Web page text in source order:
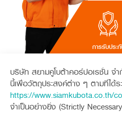
บริษัท สยามคูโบต้าคอร์ปอเรชั่น จ
นี้เพื่อวัตถุประสงค์ต่าง ๆ ตามที่ได้ร
https://www.siamkubota.co.th/
จำเป็นอย่างยิ่ง (Strictly
การรับประ
ซ่อมผลิตภั
Sitemap
หน้าหลักโปรโมชันการรับประกัน ตารางบำรุงรั